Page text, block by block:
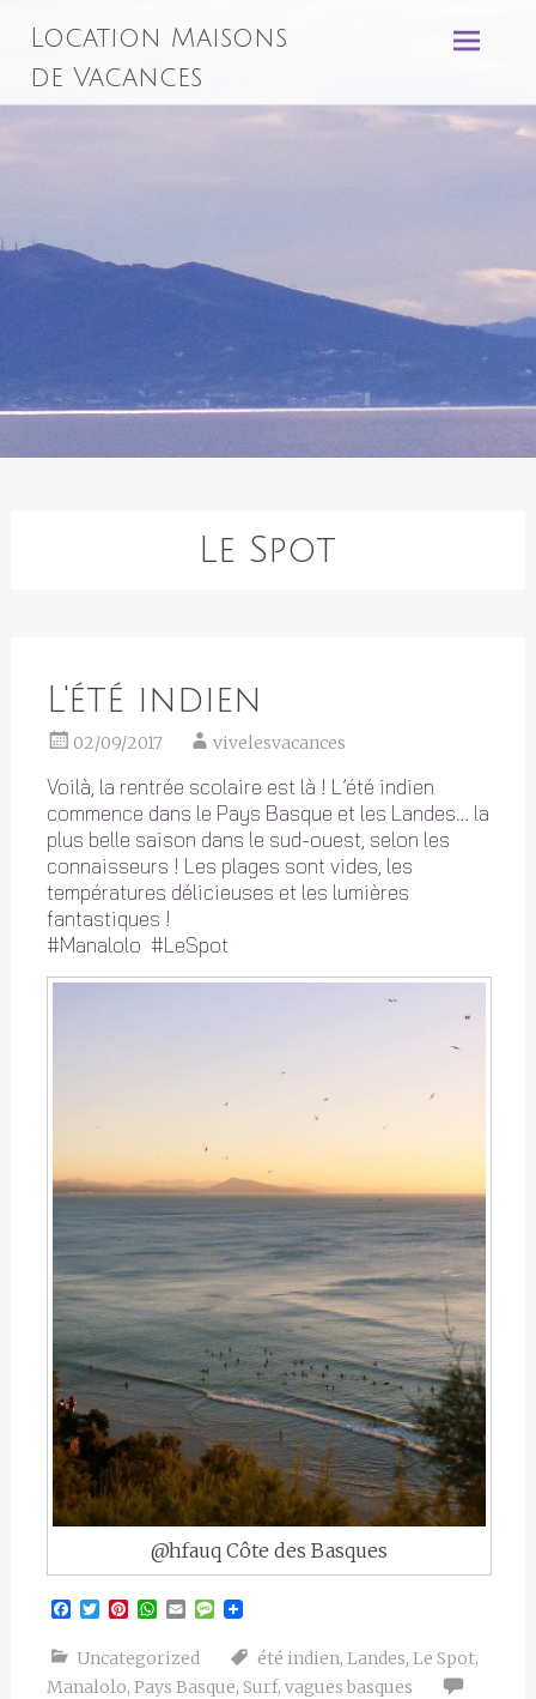
contenu
principal
Location Maisons
de Vacances
Le Spot
L'été indien
02/09/2017 vivelesvacances
Voilà, la rentrée scolaire est là ! L’été indien
commence dans le Pays Basque et les Landes… la
plus belle saison dans le sud-ouest, selon les
connaisseurs ! Les plages sont vides, les
températures délicieuses et les lumières
fantastiques !
#Manalolo #LeSpot
@hfauq Côte des Basques
Facebook
TwitterPinterest
WhatsApp
Email
Message
Uncategorized été indien, Landes, Le Spot,
Manalolo, Pays Basque, Surf, vagues basques